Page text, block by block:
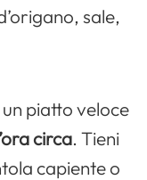
sale,
piatto veloce
circa. Tieni
capiente o